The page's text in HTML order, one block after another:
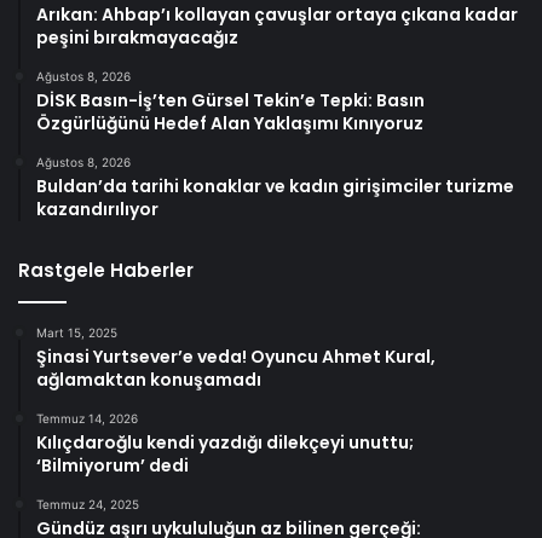
Arıkan: Ahbap’ı kollayan çavuşlar ortaya çıkana kadar
peşini bırakmayacağız
Ağustos 8, 2026
DİSK Basın-İş’ten Gürsel Tekin’e Tepki: Basın
Özgürlüğünü Hedef Alan Yaklaşımı Kınıyoruz
Ağustos 8, 2026
Buldan’da tarihi konaklar ve kadın girişimciler turizme
kazandırılıyor
Rastgele Haberler
Mart 15, 2025
Şinasi Yurtsever’e veda! Oyuncu Ahmet Kural,
ağlamaktan konuşamadı
Temmuz 14, 2026
Kılıçdaroğlu kendi yazdığı dilekçeyi unuttu;
‘Bilmiyorum’ dedi
Temmuz 24, 2025
Gündüz aşırı uykululuğun az bilinen gerçeği: